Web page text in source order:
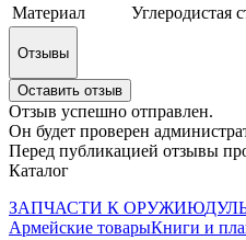
Материал
Углеродистая
Отзывы
Оставить отзыв
Отзыв успешно отправлен.
Он будет проверен
Перед публикацией отзывы
Каталог
ЗАПЧАСТИ К ОРУЖИЮ
Армейские товарыКниги и